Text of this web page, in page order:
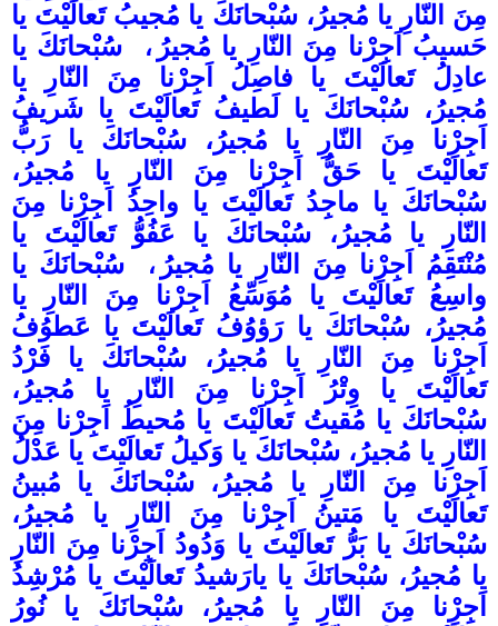
مِنَ النّارِ يا مُجيرُ، سُبْحانَكَ يا مُجيبُ تَعالَيْتَ يا
حَسيبُ اَجِرْنا مِنَ النّارِ يا مُجيرُ ، سُبْحانَكَ يا
عادِلُ تَعالَيْتَ يا فاصِلُ اَجِرْنا مِنَ النّارِ يا
مُجيرُ، سُبْحانَكَ يا لَطيفُ تَعالَيْتَ يا شَريفُ
اَجِرْنا مِنَ النّارِ يا مُجيرُ، سُبْحانَكَ يا رَبُّ
تَعالَيْتَ يا حَقُّ اَجِرْنا مِنَ النّارِ يا مُجيرُ،
سُبْحانَكَ يا ماجِدُ تَعالَيْتَ يا واحِدُ اَجِرْنا مِنَ
النّارِ يا مُجيرُ، سُبْحانَكَ يا عَفُوُّ تَعالَيْتَ يا
مُنْتَقِمُ اَجِرْنا مِنَ النّارِ يا مُجيرُ ، سُبْحانَكَ يا
واسِعُ تَعالَيْتَ يا مُوَسِّعُ اَجِرْنا مِنَ النّارِ يا
مُجيرُ، سُبْحانَكَ يا رَؤوُفُ تَعالَيْتَ يا عَطوُفُ
اَجِرْنا مِنَ النّارِ يا مُجيرُ، سُبْحانَكَ يا فَرْدُ
تَعالَيْتَ يا وِتْرُ اَجِرْنا مِنَ النّارِ يا مُجيرُ،
سُبْحانَكَ يا مُقيتُ تَعالَيْتَ يا مُحيطُ اَجِرْنا مِنَ
النّارِ يا مُجيرُ، سُبْحانَكَ يا وَكيلُ تَعالَيْتَ يا عَدْلُ
اَجِرْنا مِنَ النّارِ يا مُجيرُ، سُبْحانَكَ يا مُبينُ
تَعالَيْتَ يا مَتينُ اَجِرْنا مِنَ النّارِ يا مُجيرُ،
سُبْحانَكَ يا بَرُّ تَعالَيْتَ يا وَدُودُ اَجِرْنا مِنَ النّارِ
يا مُجيرُ، سُبْحانَكَ يا يارَشيدُ تَعالَيْتَ يا مُرْشِدُ
اَجِرْنا مِنَ النّارِ يا مُجيرُ، سُبْحانَكَ يا نُورُ